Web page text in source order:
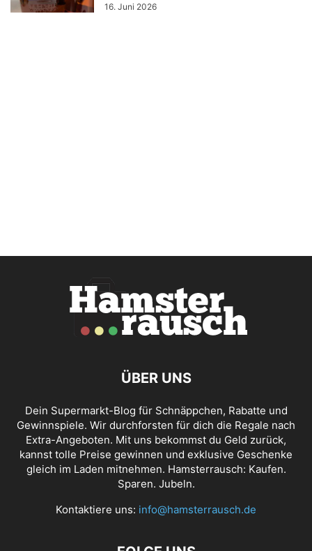
16. Juni 2026
ÜBER UNS
Dein Supermarkt-Blog für Schnäppchen, Rabatte und
Gewinnspiele. Wir durchforsten für dich die Regale nach
Extra-Angeboten. Mit uns bekommst du Geld zurück,
kannst tolle Preise gewinnen und exklusive Geschenke
gleich im Laden mitnehmen. Hamsterrausch: Kaufen.
Sparen. Jubeln.
Kontaktiere uns: info@hamsterrausch.de